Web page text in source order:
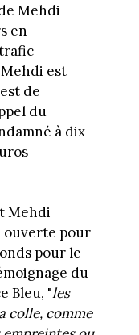
Mehdi
en
est
de
du
à dix
Mehdi
ouverte pour
pour le
du
Bleu, "les
colle, comme